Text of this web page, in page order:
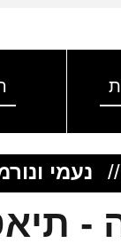
// נעמי
-